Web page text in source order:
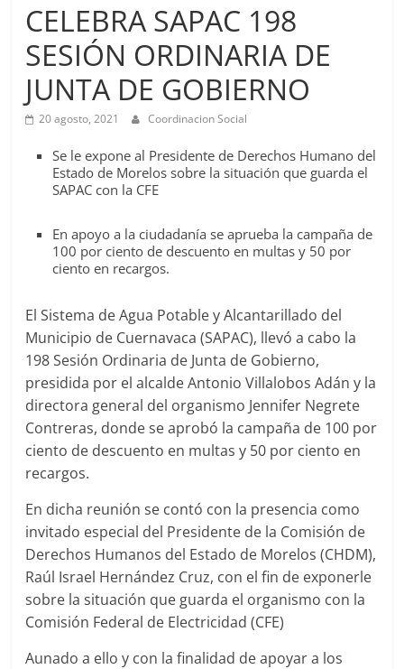
Potable
Alcantarillado
Municipio
Cuernavaca
CELEBRA SAPAC 198
SESIÓN ORDINARIA DE
JUNTA DE GOBIERNO
20 agosto, 2021 Coordinacion Social
Se le expone al Presidente de Derechos Humano del
Estado de Morelos sobre la situación que guarda el
SAPAC con la CFE
En apoyo a la ciudadanía se aprueba la campaña de
100 por ciento de descuento en multas y 50 por
ciento en recargos.
El Sistema de Agua Potable y Alcantarillado del
Municipio de Cuernavaca (SAPAC), llevó a cabo la
198 Sesión Ordinaria de Junta de Gobierno,
presidida por el alcalde Antonio Villalobos Adán y la
directora general del organismo Jennifer Negrete
Contreras, donde se aprobó la campaña de 100 por
ciento de descuento en multas y 50 por ciento en
recargos.
En dicha reunión se contó con la presencia como
invitado especial del Presidente de la Comisión de
Derechos Humanos del Estado de Morelos (CHDM),
Raúl Israel Hernández Cruz, con el fin de exponerle
sobre la situación que guarda el organismo con la
Comisión Federal de Electricidad (CFE)
Aunado a ello y con la finalidad de apoyar a los